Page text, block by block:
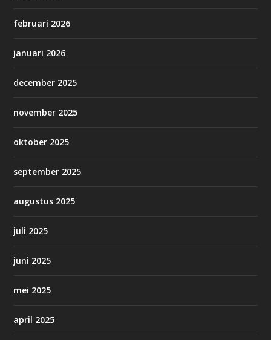
februari 2026
januari 2026
december 2025
november 2025
oktober 2025
september 2025
augustus 2025
juli 2025
juni 2025
mei 2025
april 2025